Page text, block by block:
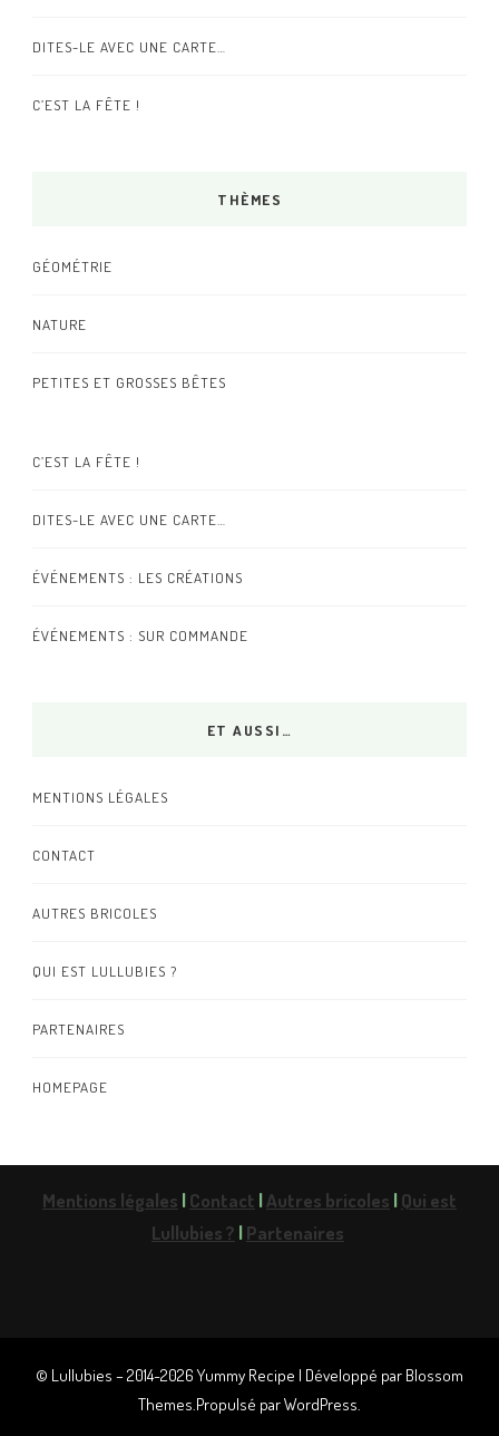
DITES-LE AVEC UNE CARTE…
C’EST LA FÊTE !
THÈMES
GÉOMÉTRIE
NATURE
PETITES ET GROSSES BÊTES
C’EST LA FÊTE !
DITES-LE AVEC UNE CARTE…
ÉVÉNEMENTS : LES CRÉATIONS
ÉVÉNEMENTS : SUR COMMANDE
ET AUSSI…
MENTIONS LÉGALES
CONTACT
AUTRES BRICOLES
QUI EST LULLUBIES ?
PARTENAIRES
HOMEPAGE
Mentions légales |Contact |Autres bricoles |Qui est
Lullubies ? |Partenaires
© Lullubies – 2014-2026Yummy Recipe | Développé par Blossom
Themes.Propulsé parWordPress.